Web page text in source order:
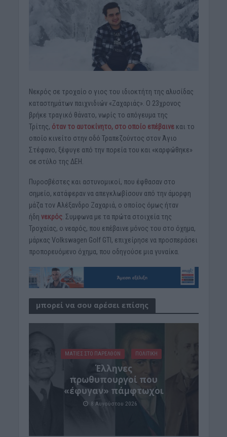
Νεκρός σε τροχαίο ο γιος του ιδιοκτήτη της αλυσίδας
καταστημάτων παιχνιδιών «Ζαχαριάς». Ο 23χρονος
βρήκε τραγικό θάνατο, νωρίς το απόγευμα της
Τρίτης, όταν το αυτοκίνητο, στο οποίο επέβαινε και το
οποίο κινείτο στην οδό Τραπεζούντος στον Άγιο
Στέφανο, ξέφυγε από την πορεία του και «καρφώθηκε»
σε στύλο της ΔΕΗ.
Πυροσβέστες και αστυνομικοί, που έφθασαν στο
σημείο, κατάφεραν να απεγκλωβίσουν από την άμορφη
μάζα τον Αλέξανδρο Ζαχαριά, ο οποίος όμως ήταν
ήδη νεκρός. Συμφωνα με τα πρώτα στοιχεία της
Τροχαίας, ο νεαρός, που επέβαινε μόνος του στο όχημα,
μάρκας Volkswagen Golf GTI, επιχείρησε να προσπεράσει
προπορευόμενο όχημα, που οδηγούσε μια γυναίκα.
μπορεί να σου αρέσει επίσης
ΜΑΤΙΕΣ ΣΤΟ ΠΑΡΕΛΘΟΝ ΠΟΛΙΤΙΚΗ
Έλληνες
πρωθυπουργοί που
«έφυγαν» πάμφτωχοι
8 Αυγούστου 2026